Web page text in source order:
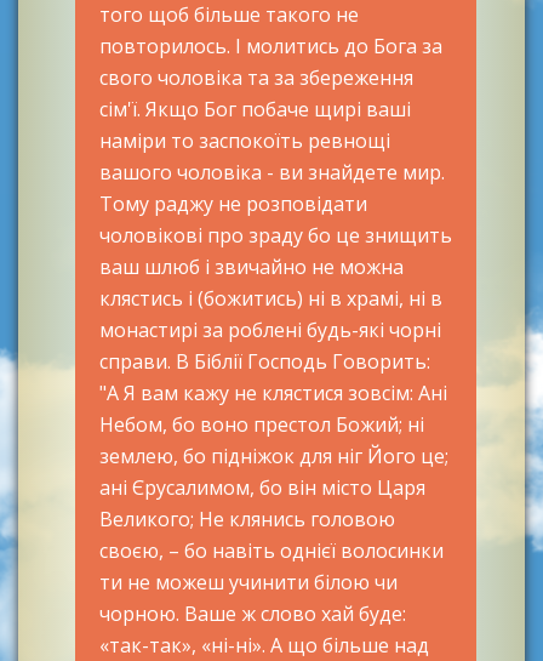
того щоб більше такого не
повторилось. І молитись до Бога за
свого чоловіка та за збереження
сім'ї. Якщо Бог побаче щирі ваші
наміри то заспокоїть ревнощі
вашого чоловіка - ви знайдете мир.
Тому раджу не розповідати
чоловікові про зраду бо це знищить
ваш шлюб і звичайно не можна
клястись і (божитись) ні в храмі, ні в
монастирі за роблені будь-які чорні
справи. В Біблії Господь Говорить:
"А Я вам кажу не клястися зовсім: Ані
Небом, бо воно престол Божий; ні
землею, бо підніжок для ніг Його це;
ані Єрусалимом, бо він місто Царя
Великого; Не клянись головою
своєю, – бо навіть однієї волосинки
ти не можеш учинити білою чи
чорною. Ваше ж слово хай буде:
«так-так», «ні-ні». А що більше над